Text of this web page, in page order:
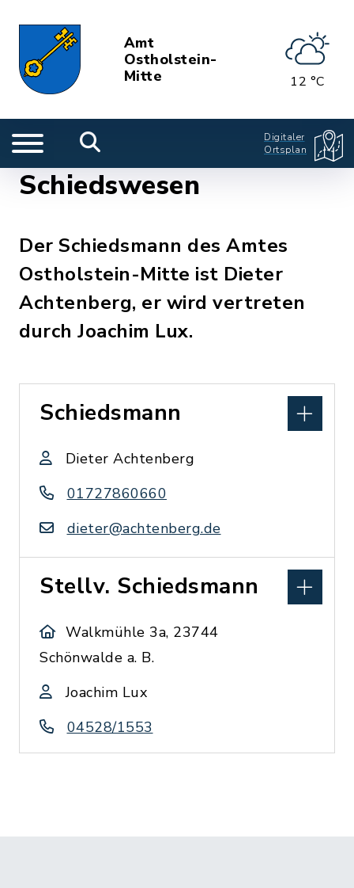
Amt
Ostholstein-
Mitte
12 °C
Digitaler
Ortsplan
Schiedswesen
Der Schiedsmann des Amtes
Ostholstein-Mitte ist Dieter
Achtenberg, er wird vertreten
durch Joachim Lux.
Schiedsmann
Dieter Achtenberg
01727860660
dieter@achtenberg.de
Stellv. Schiedsmann
Walkmühle 3a, 23744
Schönwalde a. B.
Joachim Lux
04528/1553